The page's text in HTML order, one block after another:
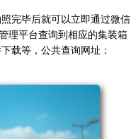
完毕后就可以立即通过微信
理平台查询到相应的集装箱
载等，公共查询网址：